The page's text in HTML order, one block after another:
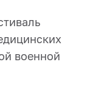
военной